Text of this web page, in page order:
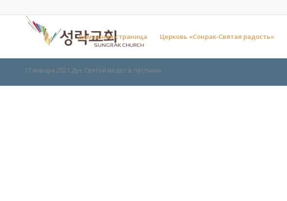
Домашняя страница Церковь «Сонрак-Святая радость»
17 января 2021 Дух Святой ведет в пустыню